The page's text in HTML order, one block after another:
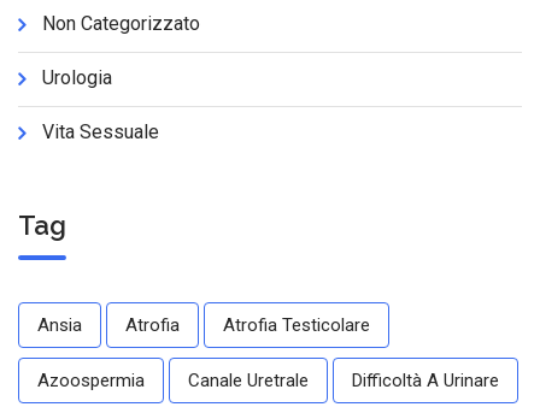
Non Categorizzato
Urologia
Vita Sessuale
Tag
Ansia Atrofia Atrofia Testicolare
Azoospermia Canale Uretrale Difficoltà A Urinare